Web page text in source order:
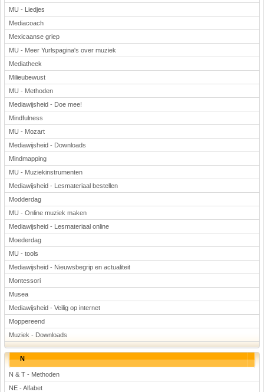
MU - Liedjes
Mediacoach
Mexicaanse griep
MU - Meer Yurlspagina's over muziek
Mediatheek
Milieubewust
MU - Methoden
Mediawijsheid - Doe mee!
Mindfulness
MU - Mozart
Mediawijsheid - Downloads
Mindmapping
MU - Muziekinstrumenten
Mediawijsheid - Lesmateriaal bestellen
Modderdag
MU - Online muziek maken
Mediawijsheid - Lesmateriaal online
Moederdag
MU - tools
Mediawijsheid - Nieuwsbegrip en actualiteit
Montessori
Musea
Mediawijsheid - Veilig op internet
Moppereend
Muziek - Downloads
N
N & T - Methoden
NE - Alfabet